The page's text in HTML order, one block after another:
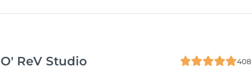
O' ReV Studio
408